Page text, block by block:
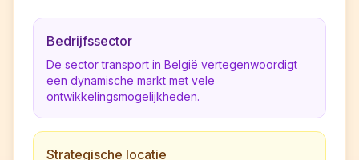
Bedrijfssector
De sector transport in België vertegenwoordigt
een dynamische markt met vele
ontwikkelingsmogelijkheden.
Strategische locatie